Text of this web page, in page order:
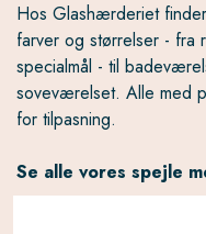
Hos Glashærderiet
farver og størrelser - fra
specialmål - til
soveværelset. Alle med
for tilpasning.
Se alle vores spejle